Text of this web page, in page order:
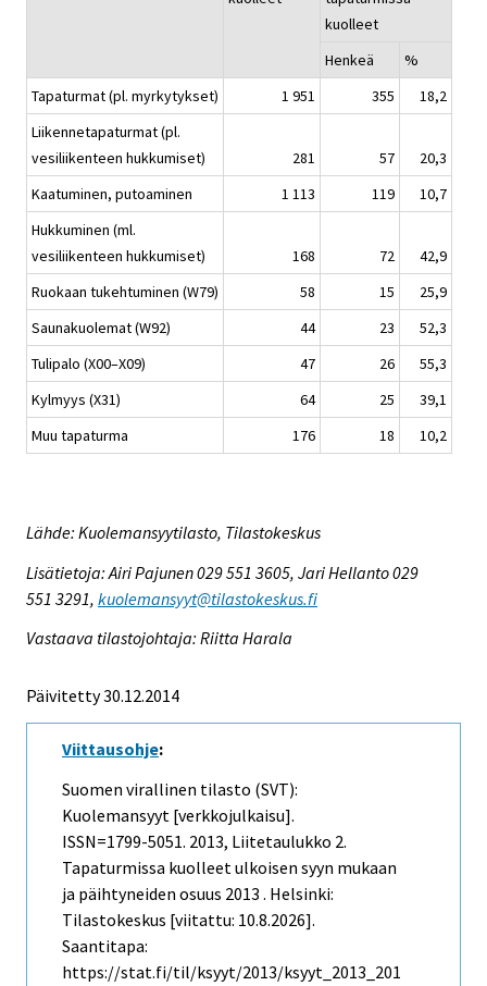
kuolleet
Henkeä
%
Tapaturmat (pl. myrkytykset)
1 951 355
18,2
Liikennetapaturmat (pl.
vesiliikenteen hukkumiset)
281 57
20,3
Kaatuminen, putoaminen
1 113 119
10,7
Hukkuminen (ml.
vesiliikenteen hukkumiset)
168 72
42,9
Ruokaan tukehtuminen (W79)
58 15
25,9
Saunakuolemat (W92)
44 23
52,3
Tulipalo (X00–X09)
47 26
55,3
Kylmyys (X31)
64 25
39,1
Muu tapaturma
176 18 10,2
Lähde: Kuolemansyytilasto, Tilastokeskus
Lisätietoja: Airi Pajunen 029 551 3605, Jari Hellanto 029
551 3291, kuolemansyyt@tilastokeskus.fi
Vastaava tilastojohtaja: Riitta Harala
Päivitetty 30.12.2014
Viittausohje:
Suomen virallinen tilasto (SVT):
Kuolemansyyt [verkkojulkaisu].
ISSN=1799-5051. 2013, Liitetaulukko 2.
Tapaturmissa kuolleet ulkoisen syyn mukaan
ja päihtyneiden osuus 2013 . Helsinki:
Tilastokeskus [viitattu: 10.8.2026].
Saantitapa:
https://stat.fi/til/ksyyt/2013/ksyyt_2013_201